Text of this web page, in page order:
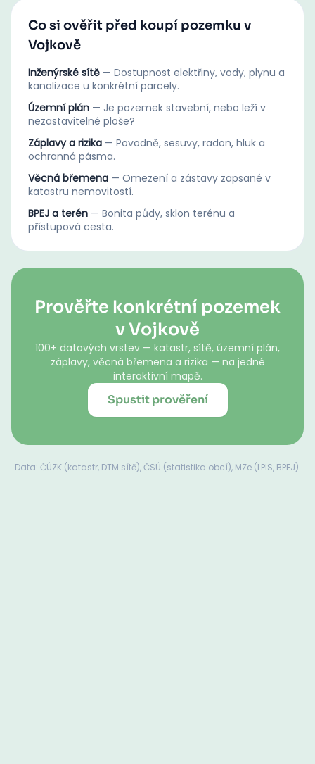
Co si ověřit před koupí pozemku v
Vojkově
Inženýrské sítě — Dostupnost elektřiny, vody, plynu a
kanalizace u konkrétní parcely.
Územní plán — Je pozemek stavební, nebo leží v
nezastavitelné ploše?
Záplavy a rizika — Povodně, sesuvy, radon, hluk a
ochranná pásma.
Věcná břemena — Omezení a zástavy zapsané v
katastru nemovitostí.
BPEJ a terén — Bonita půdy, sklon terénu a
přístupová cesta.
Prověřte konkrétní pozemek
v Vojkově
100+ datových vrstev — katastr, sítě, územní plán,
záplavy, věcná břemena a rizika — na jedné
interaktivní mapě.
Spustit prověření
Data: ČÚZK (katastr, DTM sítě), ČSÚ (statistika obcí), MZe (LPIS, BPEJ).